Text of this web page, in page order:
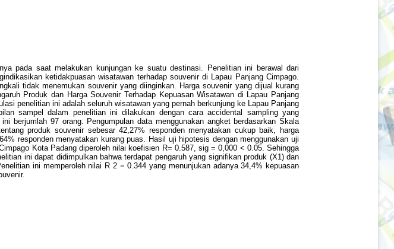
pada saat melakukan kunjungan ke suatu destinasi. Penelitian ini berawal dari
ketidakpuasan wisatawan terhadap souvenir di Lapau Panjang Cimpago.
tidak menemukan souvenir yang diinginkan. Harga souvenir yang dijual kurang
Produk dan Harga Souvenir Terhadap Kepuasan Wisatawan di Lapau Panjang
penelitian ini adalah seluruh wisatawan yang pernah berkunjung ke Lapau Panjang
sampel dalam penelitian ini dilakukan dengan cara accidental sampling yang
berjumlah 97 orang. Pengumpulan data menggunakan angket berdasarkan Skala
produk souvenir sebesar 42,27% responden menyatakan cukup baik, harga
responden menyatakan kurang puas. Hasil uji hipotesis dengan menggunakan uji
Kota Padang diperoleh nilai koefisien R= 0.587, sig = 0,000 < 0.05. Sehingga
ini dapat didimpulkan bahwa terdapat pengaruh yang signifikan produk (X1) dan
ini memperoleh nilai R 2 = 0.344 yang menunjukan adanya 34,4% kepuasan